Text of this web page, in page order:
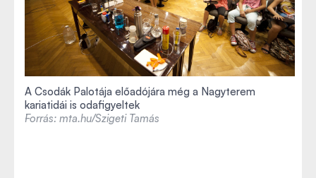
A Csodák Palotája előadójára még a Nagyterem
kariatidái is odafigyeltek
Forrás: mta.hu/Szigeti Tamás